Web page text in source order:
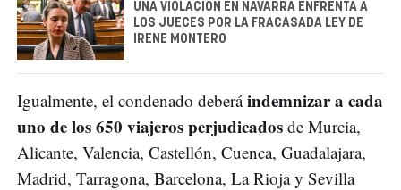
UNA VIOLACIÓN EN NAVARRA ENFRENTA A
LOS JUECES POR LA FRACASADA LEY DE
IRENE MONTERO
Igualmente, el condenado deberáindemnizar a cada
uno de los 650 viajeros perjudicados de Murcia,
Alicante, Valencia, Castellón, Cuenca, Guadalajara,
Madrid, Tarragona, Barcelona, La Rioja y Sevilla